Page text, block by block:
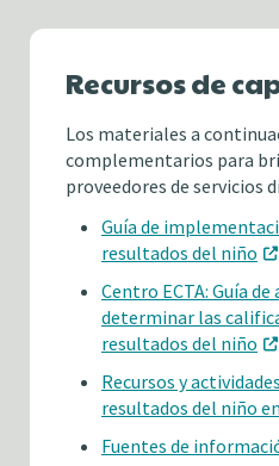
Recursos de
Los materiales a
complementarios para
proveedores de servicios
Guía de
resultados del niño
Centro ECTA: Guía
determinar las
resultados del niño
Recursos y
resultados del niño
Fuentes de